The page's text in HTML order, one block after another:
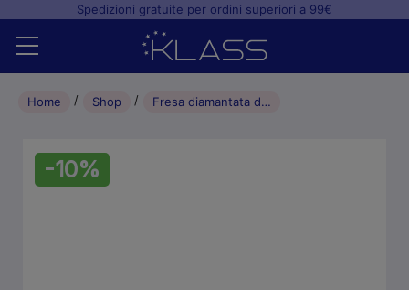
Spedizioni gratuite per ordini superiori a 99€
Home
Studio odontoiatrico
Home Shop Fresa diamantata di preparazione Cono a punta arrotondata FG 025 (5pz)
-10%